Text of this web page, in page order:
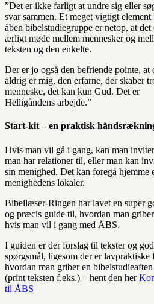
”Det er ikke farligt at undre sig eller
svar sammen. Et meget vigtigt element
åben bibelstudiegruppe er netop, at det
ærligt møde mellem mennesker og
teksten og den enkelte.
Der er jo også den befriende pointe, at
aldrig er mig, den erfarne, der skaber
menneske, det kan kun Gud. Det er
Helligåndens arbejde.”
Start-kit – en praktisk
Hvis man vil gå i gang, kan man
man har relationer til, eller man kan
sin menighed. Det kan foregå hjemme
menighedens lokaler.
Bibellæser-Ringen har lavet en super
og præcis guide til, hvordan man
hvis man vil i gang med ÅBS.
I guiden er der forslag til tekster og
spørgsmål, ligesom der er lavpraktiske
hvordan man griber en bibelstudieaften
(print teksten f.eks.) – hent den her
til ÅBS